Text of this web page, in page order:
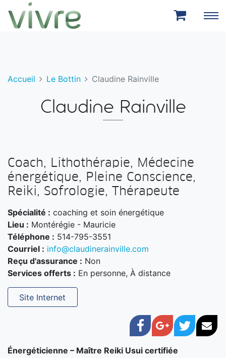
Aller au menu principal
Aller au contenu principal
Accueil Le Bottin Claudine Rainville
Claudine Rainville
Coach, Lithothérapie, Médecine
énergétique, Pleine Conscience,
Reiki, Sofrologie, Thérapeute
Spécialité : coaching et soin énergétique
Lieu : Montérégie - Mauricie
Téléphone : 514-795-3551
Courriel : info@claudinerainville.com
Reçu d'assurance : Non
Services offerts : En personne, À distance
Site Internet
Facebook
Google+
Twitter
Énergéticienne – Maître Reiki Usui certifiée